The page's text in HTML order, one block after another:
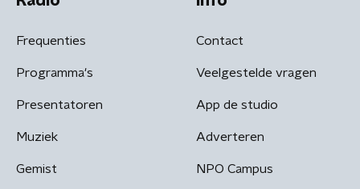
Frequenties
Programma's
Presentatoren
Muziek
Gemist
Contact
Veelgestelde vragen
App de studio
Adverteren
NPO Campus